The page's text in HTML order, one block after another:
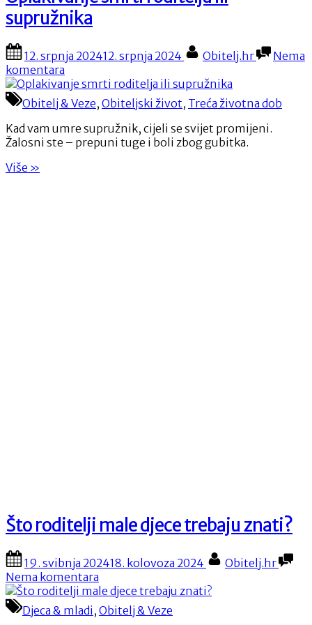
supružnika
Posted
on
12. srpnja 202412. srpnja 2024 By
Obitelj.hr
Nema
komentara
Oplakivanje
smrti
roditelja
ili
supružnika
Obitelj & Veze, Obiteljski život, Treća životna dob
Kad vam umre supružnik, cijeli se svijet promijeni.
Žalosni ste – prepuni tuge i boli zbog gubitka.
Više “Oplakivanje
»
Što roditelji male djece trebaju znati?
Posted
on
19. svibnja 202418. kolovoza 2024 By
Obitelj.hr
Nema komentara
Što
roditelji
male
Djeca & mladi , Obitelj & Veze